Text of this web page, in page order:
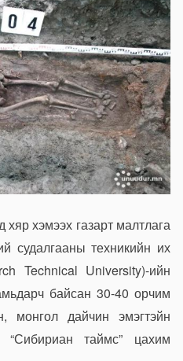
хяр хэмээх газарт малтлага
судалгааны техникийн их
Technical University)-ийн
байсан 30-40 орчим
монгол дайчин эмэгтэйн
таймс” цахим